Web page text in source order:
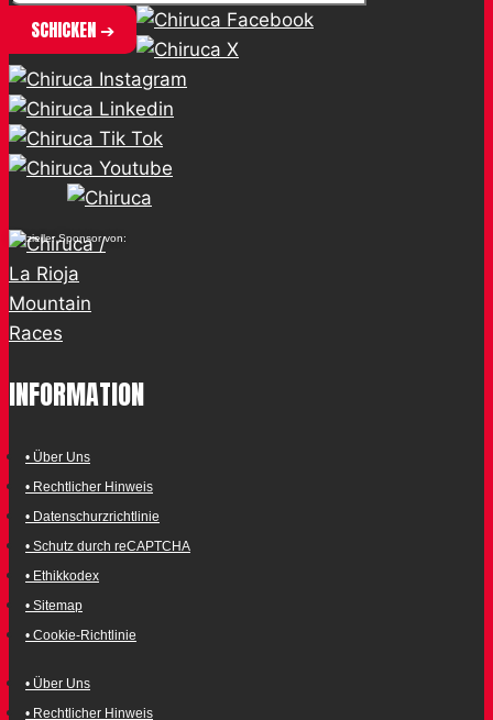
Offizieller Sponsor von:
INFORMATION
• Über Uns
• Rechtlicher Hinweis
• Datenschurzrichtlinie
• Schutz durch reCAPTCHA
• Ethikkodex
• Sitemap
• Cookie-Richtlinie
• Über Uns
• Rechtlicher Hinweis